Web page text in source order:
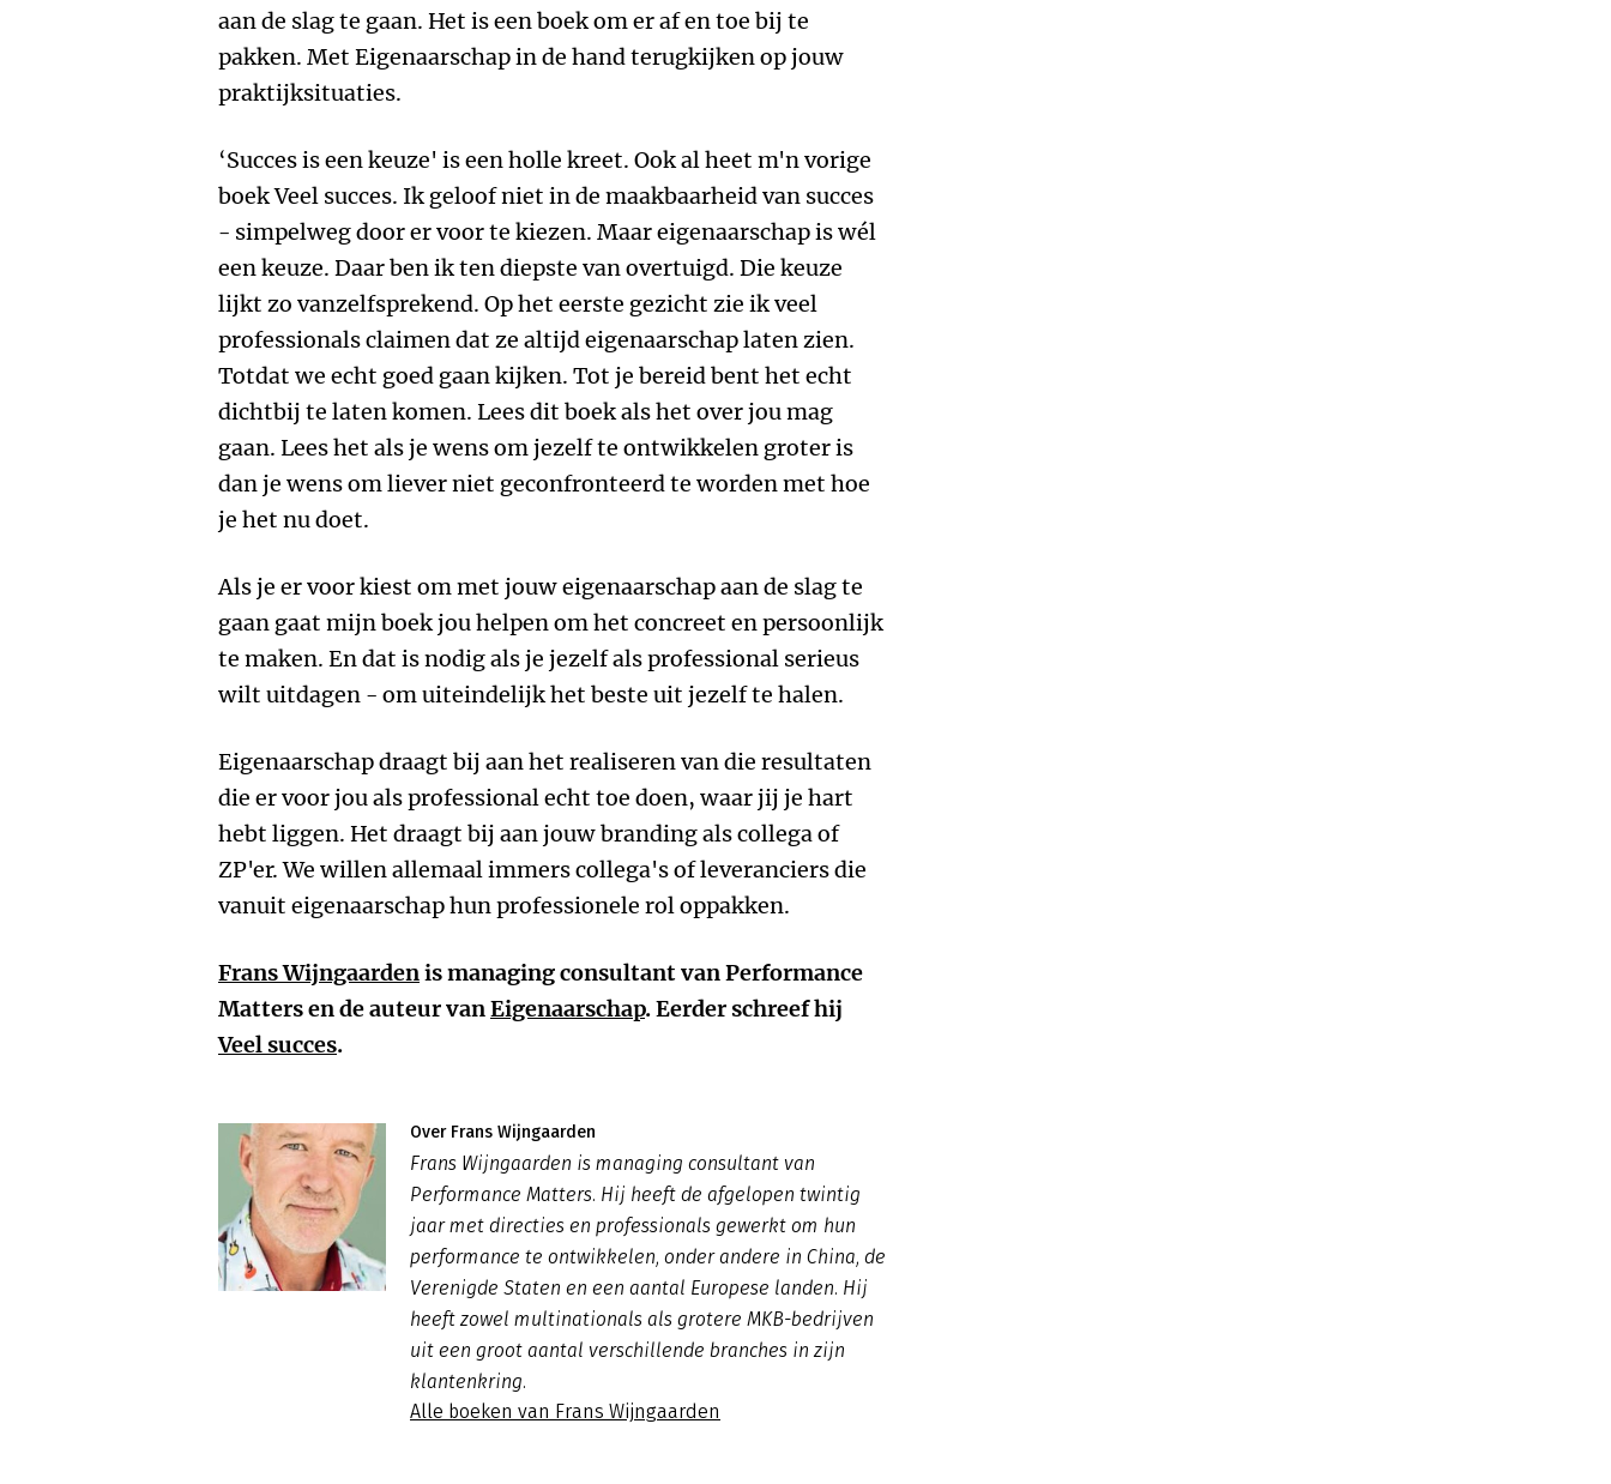
aan de slag te gaan. Het is een boek om er af en toe bij te
pakken. Met Eigenaarschap in de hand terugkijken op jouw
praktijksituaties.
‘Succes is een keuze' is een holle kreet. Ook al heet m'n vorige
boek Veel succes. Ik geloof niet in de maakbaarheid van succes
- simpelweg door er voor te kiezen. Maar eigenaarschap is wél
een keuze. Daar ben ik ten diepste van overtuigd. Die keuze
lijkt zo vanzelfsprekend. Op het eerste gezicht zie ik veel
professionals claimen dat ze altijd eigenaarschap laten zien.
Totdat we echt goed gaan kijken. Tot je bereid bent het echt
dichtbij te laten komen. Lees dit boek als het over jou mag
gaan. Lees het als je wens om jezelf te ontwikkelen groter is
dan je wens om liever niet geconfronteerd te worden met hoe
je het nu doet.
Als je er voor kiest om met jouw eigenaarschap aan de slag te
gaan gaat mijn boek jou helpen om het concreet en persoonlijk
te maken. En dat is nodig als je jezelf als professional serieus
wilt uitdagen - om uiteindelijk het beste uit jezelf te halen.
Eigenaarschap draagt bij aan het realiseren van die resultaten
die er voor jou als professional echt toe doen, waar jij je hart
hebt liggen. Het draagt bij aan jouw branding als collega of
ZP'er. We willen allemaal immers collega's of leveranciers die
vanuit eigenaarschap hun professionele rol oppakken.
Frans Wijngaardenis managing consultant van Performance
Matters en de auteur vanEigenaarschap. Eerder schreef hij
Veel succes.
Over Frans Wijngaarden
Frans Wijngaarden is managing consultant van
Performance Matters. Hij heeft de afgelopen twintig
jaar met directies en professionals gewerkt om hun
performance te ontwikkelen, onder andere in China, de
Verenigde Staten en een aantal Europese landen. Hij
heeft zowel multinationals als grotere MKB-bedrijven
uit een groot aantal verschillende branches in zijn
klantenkring.
Alle boeken van Frans Wijngaarden